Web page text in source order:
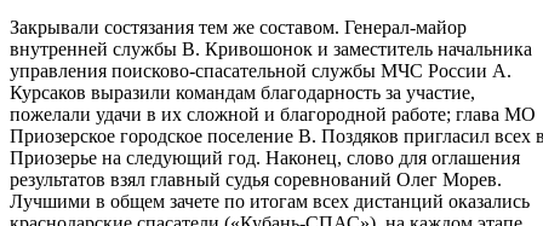
Закрывали состязания тем же составом. Генерал-майор
внутренней службы В. Кривошонок и заместитель начальника
управления поисково-спасательной службы МЧС России А.
Курсаков выразили командам благодарность за участие,
пожелали удачи в их сложной и благородной работе; глава МО
Приозерское городское поселение В. Поздяков пригласил всех
Приозерье на следующий год. Наконец, слово для оглашения
результатов взял главный судья соревнований Олег Морев.
Лучшими в общем зачете по итогам всех дистанций оказались